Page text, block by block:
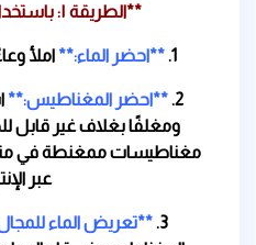
**الطريقة ١: باستخدام المغناطيس:**
1. **احضر الماء:** املأ
2. **احضر المغناطيس:**
ومغلفًا بغلاف غير قابل
مغناطيسات ممغنطة في
عبر
3. **تعريض الماء